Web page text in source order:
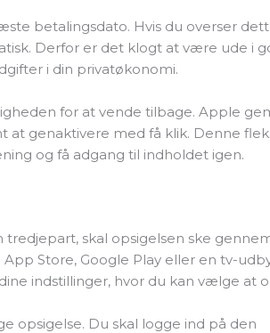
betalingsdato. Hvis du overser
Derfor er det klogt at være ude i
i din privatøkonomi.
for at vende tilbage. Apple
at genaktivere med få klik. Denne
og få adgang til indholdet igen.
tredjepart, skal opsigelsen ske
Store, Google Play eller en tv-
indstillinger, hvor du kan vælge at
opsigelse. Du skal logge ind på den